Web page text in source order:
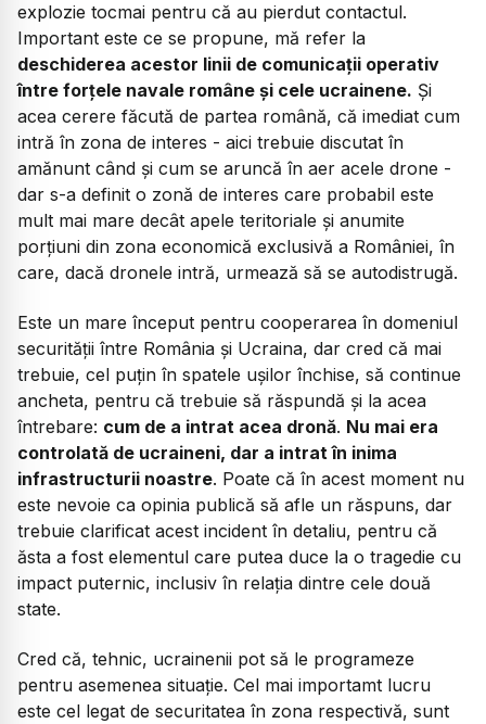
explozie tocmai pentru că au pierdut contactul.
Important este ce se propune, mă refer la
deschiderea acestor linii de comunicații operativ
între forțele navale române și cele ucrainene. Și
acea cerere făcută de partea română, că imediat cum
intră în zona de interes - aici trebuie discutat în
amănunt când și cum se aruncă în aer acele drone -
dar s-a definit o zonă de interes care probabil este
mult mai mare decât apele teritoriale și anumite
porțiuni din zona economică exclusivă a României, în
care, dacă dronele intră, urmează să se autodistrugă.
Este un mare început pentru cooperarea în domeniul
securității între România și Ucraina, dar cred că mai
trebuie, cel puțin în spatele ușilor închise, să continue
ancheta, pentru că trebuie să răspundă și la acea
întrebare: cum de a intrat acea dronă. Nu mai era
controlată de ucraineni, dar a intrat în inima
infrastructurii noastre. Poate că în acest moment nu
este nevoie ca opinia publică să afle un răspuns, dar
trebuie clarificat acest incident în detaliu, pentru că
ăsta a fost elementul care putea duce la o tragedie cu
impact puternic, inclusiv în relația dintre cele două
state.
Cred că, tehnic, ucrainenii pot să le programeze
pentru asemenea situație. Cel mai importamt lucru
este cel legat de securitatea în zona respectivă, sunt